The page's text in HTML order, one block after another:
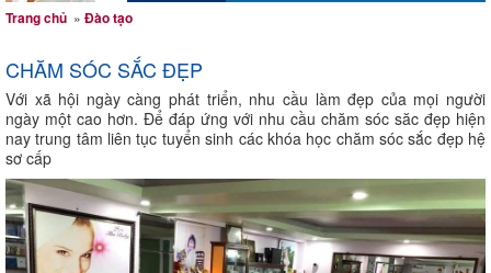
Trang chủ » Đào tạo
CHĂM SÓC SẮC ĐẸP
Với xã hội ngày càng phát triển, nhu cầu làm đẹp của mọi người
ngày một cao hơn. Để đáp ứng với nhu cầu chăm sóc săc đẹp hiện
nay trung tâm liên tục tuyển sinh các khóa học chăm sóc sắc đẹp hệ
sơ cấp